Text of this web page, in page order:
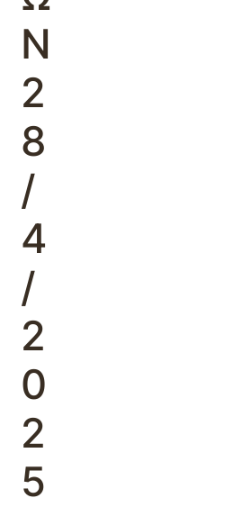
Ν
2
8
/
4
/
2
0
2
5